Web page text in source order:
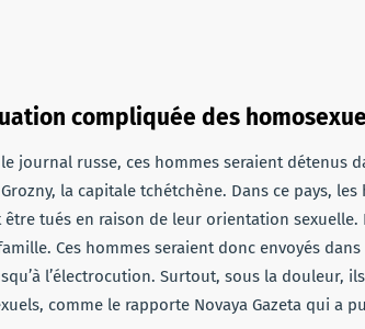
compliquée des
le journal russe, ces hommes seraient détenus
la capitale tchétchène. Dans ce pays,
être tués en raison de leur orientation
Ces hommes seraient donc envoyés
l’électrocution. Surtout, sous la douleur,
comme le rapporte Novaya Gazeta qui a